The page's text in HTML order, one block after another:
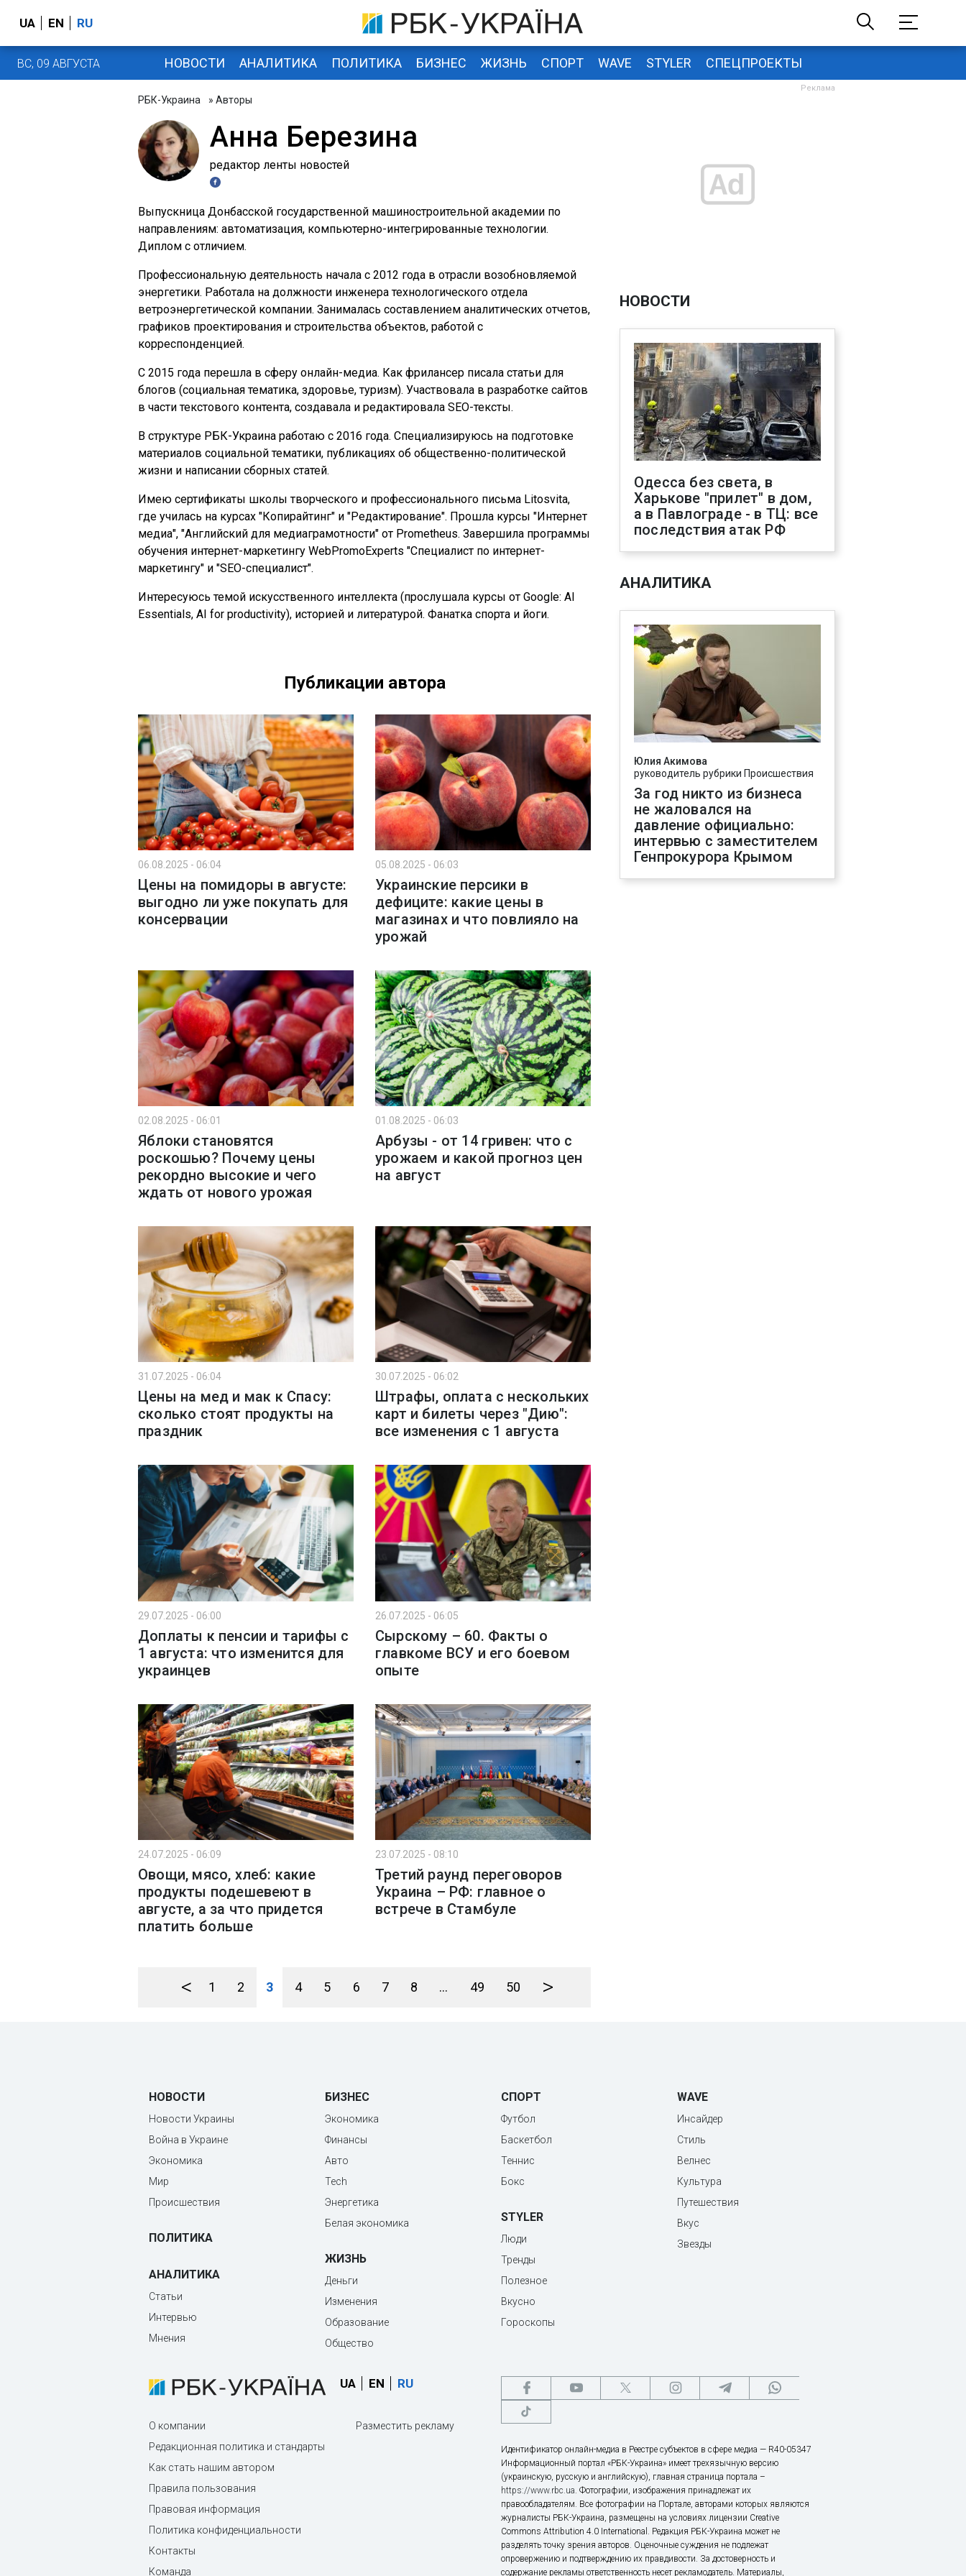
UA EN RU
ВС, 09 АВГУСТА НОВОСТИ АНАЛИТИКА ПОЛИТИКА БИЗНЕС ЖИЗНЬ СПОРТ WAVE STYLER СПЕЦПРОЕКТЫ
РБК-Украина » Авторы
Анна Березина
редактор ленты новостей
Выпускница Донбасской государственной машиностроительной академии по
направлениям: автоматизация, компьютерно-интегрированные технологии.
Диплом с отличием.
Профессиональную деятельность начала с 2012 года в отрасли возобновляемой
энергетики. Работала на должности инженера технологического отдела
ветроэнергетической компании. Занималась составлением аналитических отчетов,
графиков проектирования и строительства объектов, работой с
корреспонденцией.
С 2015 года перешла в сферу онлайн-медиа. Как фрилансер писала статьи для
блогов (социальная тематика, здоровье, туризм). Участвовала в разработке сайтов
в части текстового контента, создавала и редактировала SEO-тексты.
В структуре РБК-Украина работаю с 2016 года. Специализируюсь на подготовке
материалов социальной тематики, публикациях об общественно-политической
жизни и написании сборных статей.
Имею сертификаты школы творческого и профессионального письма Litosvita,
где училась на курсах "Копирайтинг" и "Редактирование". Прошла курсы "Интернет
медиа", "Английский для медиаграмотности" от Prometheus. Завершила программы
обучения интернет-маркетингу WebPromoExperts "Специалист по интернет-
маркетингу" и "SEO-специалист".
Интересуюсь темой искусственного интеллекта (прослушала курсы от Google: AI
Essentials, AI for productivity), историей и литературой. Фанатка спорта и йоги.
Публикации автора
06.08.2025 - 06:04
Цены на помидоры в августе:
выгодно ли уже покупать для
консервации
05.08.2025 - 06:03
Украинские персики в
дефиците: какие цены в
магазинах и что повлияло на
урожай
02.08.2025 - 06:01
Яблоки становятся
роскошью? Почему цены
рекордно высокие и чего
ждать от нового урожая
01.08.2025 - 06:03
Арбузы - от 14 гривен: что с
урожаем и какой прогноз цен
на август
31.07.2025 - 06:04
Цены на мед и мак к Спасу:
сколько стоят продукты на
праздник
30.07.2025 - 06:02
Штрафы, оплата с нескольких
карт и билеты через "Дию":
все изменения с 1 августа
29.07.2025 - 06:00
Доплаты к пенсии и тарифы с
1 августа: что изменится для
украинцев
26.07.2025 - 06:05
Сырскому – 60. Факты о
главкоме ВСУ и его боевом
опыте
24.07.2025 - 06:09
Овощи, мясо, хлеб: какие
продукты подешевеют в
августе, а за что придется
платить больше
23.07.2025 - 08:10
Третий раунд переговоров
Украина – РФ: главное о
встрече в Стамбуле
< 1 2 3 4 5 6 7 8 ... 49 50 >
НОВОСТИ
Одесса без света, в
Харькове "прилет" в дом,
а в Павлограде - в ТЦ: все
последствия атак РФ
АНАЛИТИКА
Юлия Акимова
руководитель рубрики Происшествия
За год никто из бизнеса
не жаловался на
давление официально:
интервью с заместителем
Генпрокурора Крымом
НОВОСТИ
Новости Украины
Война в Украине
Экономика
Мир
Происшествия
ПОЛИТИКА
АНАЛИТИКА
Статьи
Интервью
Мнения
БИЗНЕС
Экономика
Финансы
Авто
Tech
Энергетика
Белая экономика
ЖИЗНЬ
Деньги
Изменения
Образование
Общество
СПОРТ
Футбол
Баскетбол
Теннис
Бокс
STYLER
Люди
Тренды
Полезное
Вкусно
Гороскопы
WAVE
Инсайдер
Стиль
Велнес
Культура
Путешествия
Вкус
Звезды
UA EN RU
О компании
Редакционная политика и стандарты
Как стать нашим автором
Правила пользования
Правовая информация
Политика конфиденциальности
Контакты
Команда
Разместить рекламу
Идентификатор онлайн-медиа в Реестре субъектов в сфере медиа — R40-05347
Информационный портал «РБК-Украина» имеет трехязычную версию
(украинскую, русскую и английскую), главная страница портала –
https://www.rbc.ua. Фотографии, изображения принадлежат их
правообладателям. Все фотографии на Портале, авторами которых являются
журналисты РБК-Украина, размещены на условиях лицензии Creative
Commons Attribution 4.0 International. Редакция РБК-Украина может не
разделять точку зрения авторов. Оценочные суждения не подлежат
опровержению и подтверждению их правдивости. За достоверность и
содержание рекламы ответственность несет рекламодатель. Материалы,